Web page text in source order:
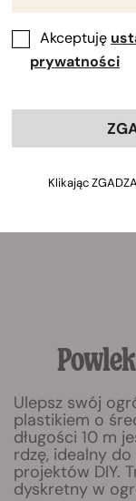
Ulepsz swój
plastikiem o
długości 10 m
rdzę, idealny
projektów DIY.
dyskretny w
Akceptuję
prywatności
Klikając